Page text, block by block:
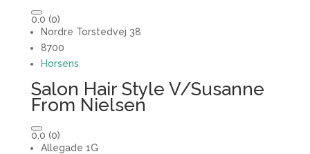
0.0 (0)
Nordre Torstedvej 38
8700
Horsens
Salon Hair Style V/Susanne
From Nielsen
0.0 (0)
Allegade 1G